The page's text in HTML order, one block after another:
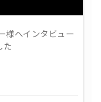
様へインタビュー
た